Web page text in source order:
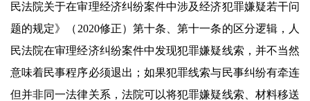
民法院关于在审理经济纠纷案件中涉及经济犯罪嫌疑若干问
题的规定》（2020修正）第十条、第十一条的区分逻辑，人
民法院在审理经济纠纷案件中发现犯罪嫌疑线索，并不当然
意味着民事程序必须退出；如果犯罪线索与民事纠纷有牵连
但并非同一法律关系，法院可以将犯罪嫌疑线索、材料移送